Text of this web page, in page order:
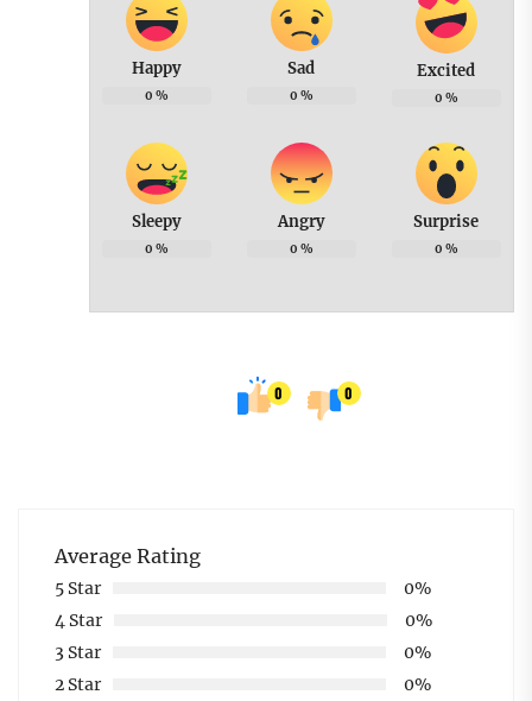
Happy
0 %
Sad
0 %
Excited
0 %
Sleepy
0 %
Angry
0 %
Surprise
0 %
0 0
Average Rating
5 Star
0%
4 Star
0%
3 Star
0%
2 Star
0%